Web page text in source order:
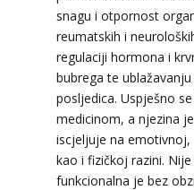
snagu i otpornost
reumatskih i
regulaciji hormona i
bubrega te
posljedica. Uspješno
medicinom, a njezina
iscjeljuje na
kao i fizičkoj razini.
funkcionalna je bez